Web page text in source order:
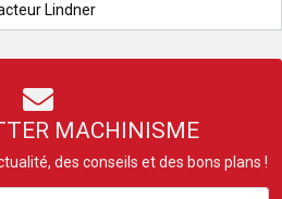
Lindner
MACHINISME
des conseils et des bons plans !